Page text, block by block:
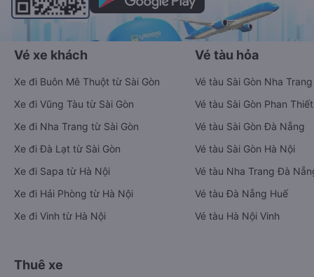
Vé xe khách
Xe đi Buôn Mê Thuột từ Sài Gòn
Xe đi Vũng Tàu từ Sài Gòn
Xe đi Nha Trang từ Sài Gòn
Xe đi Đà Lạt từ Sài Gòn
Xe đi Sapa từ Hà Nội
Xe đi Hải Phòng từ Hà Nội
Xe đi Vinh từ Hà Nội
Vé tàu hỏa
Vé tàu Sài Gòn Nha Trang
Vé tàu Sài Gòn Phan Thiết
Vé tàu Sài Gòn Đà Nẵng
Vé tàu Sài Gòn Hà Nội
Vé tàu Nha Trang Đà
Vé tàu Đà Nẵng Huế
Vé tàu Hà Nội Vinh
Thuê xe